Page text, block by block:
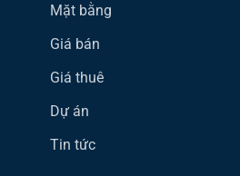
Mặt bằng
Giá bán
Giá thuê
Dự án
Tin tức